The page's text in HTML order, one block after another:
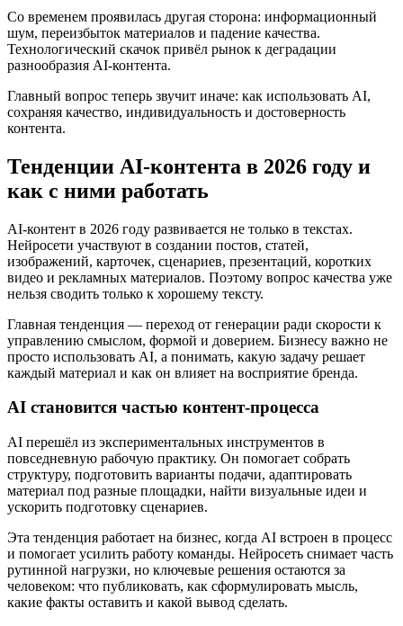
Со временем проявилась другая сторона: информационный
шум, переизбыток материалов и падение качества.
Технологический скачок привёл рынок к деградации
разнообразия AI-контента.
Главный вопрос теперь звучит иначе: как использовать AI,
сохраняя качество, индивидуальность и достоверность
контента.
Тенденции AI-контента в 2026 году и
как с ними работать
AI-контент в 2026 году развивается не только в текстах.
Нейросети участвуют в создании постов, статей,
изображений, карточек, сценариев, презентаций, коротких
видео и рекламных материалов. Поэтому вопрос качества уже
нельзя сводить только к хорошему тексту.
Главная тенденция — переход от генерации ради скорости к
управлению смыслом, формой и доверием. Бизнесу важно не
просто использовать AI, а понимать, какую задачу решает
каждый материал и как он влияет на восприятие бренда.
AI становится частью контент-процесса
AI перешёл из экспериментальных инструментов в
повседневную рабочую практику. Он помогает собрать
структуру, подготовить варианты подачи, адаптировать
материал под разные площадки, найти визуальные идеи и
ускорить подготовку сценариев.
Эта тенденция работает на бизнес, когда AI встроен в процесс
и помогает усилить работу команды. Нейросеть снимает часть
рутинной нагрузки, но ключевые решения остаются за
человеком: что публиковать, как сформулировать мысль,
какие факты оставить и какой вывод сделать.